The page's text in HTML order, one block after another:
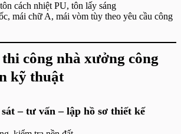
cách nhiệt PU, tôn lấy sáng
mái chữ A, mái vòm tùy theo yêu cầu công
công nhà xưởng công
kỹ thuật
– tư vấn – lập hồ sơ thiết kế